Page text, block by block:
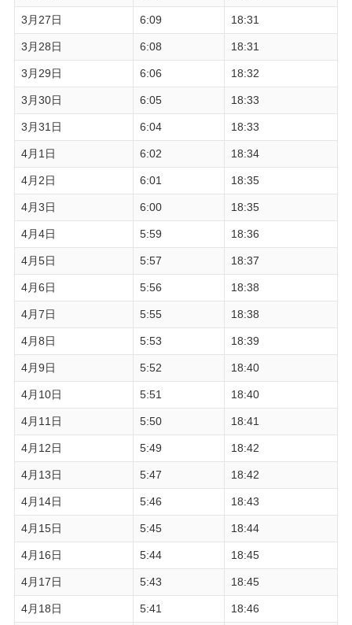
3月27日 6:09 18:31
3月28日 6:08 18:31
3月29日 6:06 18:32
3月30日 6:05 18:33
3月31日 6:04 18:33
4月1日 6:02 18:34
4月2日 6:01 18:35
4月3日 6:00 18:35
4月4日 5:59 18:36
4月5日 5:57 18:37
4月6日 5:56 18:38
4月7日 5:55 18:38
4月8日 5:53 18:39
4月9日 5:52 18:40
4月10日 5:51 18:40
4月11日 5:50 18:41
4月12日 5:49 18:42
4月13日 5:47 18:42
4月14日 5:46 18:43
4月15日 5:45 18:44
4月16日 5:44 18:45
4月17日 5:43 18:45
4月18日 5:41 18:46